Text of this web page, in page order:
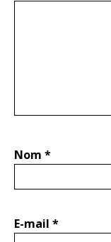
Nom *
E-mail *